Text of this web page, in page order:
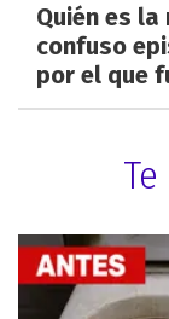
Quién es
confuso
por el que